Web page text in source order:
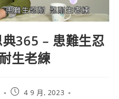
365 – 患難生忍
生老練
4 9 月, 2023